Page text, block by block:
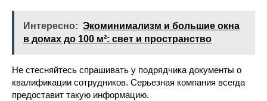
Интересно: Экоминимализм и большие окна
в домах до 100 м²: свет и пространство
Не стесняйтесь спрашивать у подрядчика документы о
квалификации сотрудников. Серьезная компания всегда
предоставит такую информацию.